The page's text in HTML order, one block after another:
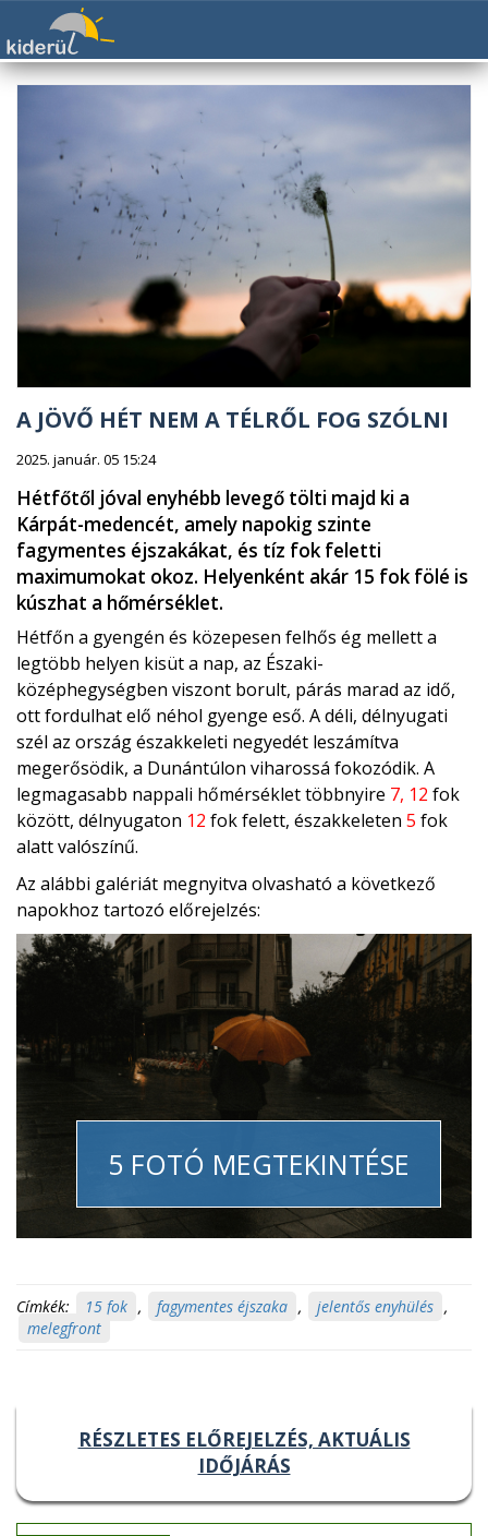
A JÖVŐ HÉT NEM A TÉLRŐL FOG SZÓLNI
2025. január. 05 15:24
Hétfőtől jóval enyhébb levegő tölti majd ki a
Kárpát-medencét, amely napokig szinte
fagymentes éjszakákat, és tíz fok feletti
maximumokat okoz. Helyenként akár 15 fok fölé is
kúszhat a hőmérséklet.
Hétfőn a gyengén és közepesen felhős ég mellett a
legtöbb helyen kisüt a nap, az Északi-
középhegységben viszont borult, párás marad az idő,
ott fordulhat elő néhol gyenge eső. A déli, délnyugati
szél az ország északkeleti negyedét leszámítva
megerősödik, a Dunántúlon viharossá fokozódik. A
legmagasabb nappali hőmérséklet többnyire 7, 12 fok
között, délnyugaton 12 fok felett, északkeleten 5 fok
alatt valószínű.
Az alábbi galériát megnyitva olvasható a következő
napokhoz tartozó előrejelzés:
5 FOTÓ MEGTEKINTÉSE
Címkék: 15 fok , fagymentes éjszaka , jelentős enyhülés ,
melegfront
RÉSZLETES ELŐREJELZÉS, AKTUÁLIS
IDŐJÁRÁS